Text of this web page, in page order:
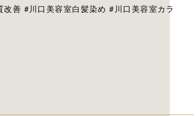
善 #川口美容室白髪染め #川口美容室カラ